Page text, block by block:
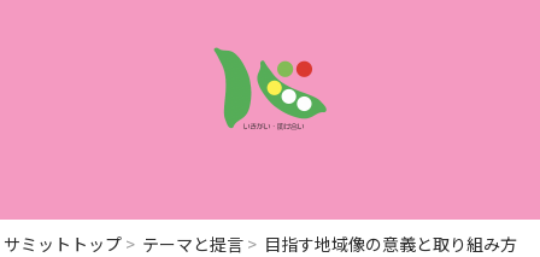
サミットトップ テーマと提言 目指す地域像の意義と取り組み方